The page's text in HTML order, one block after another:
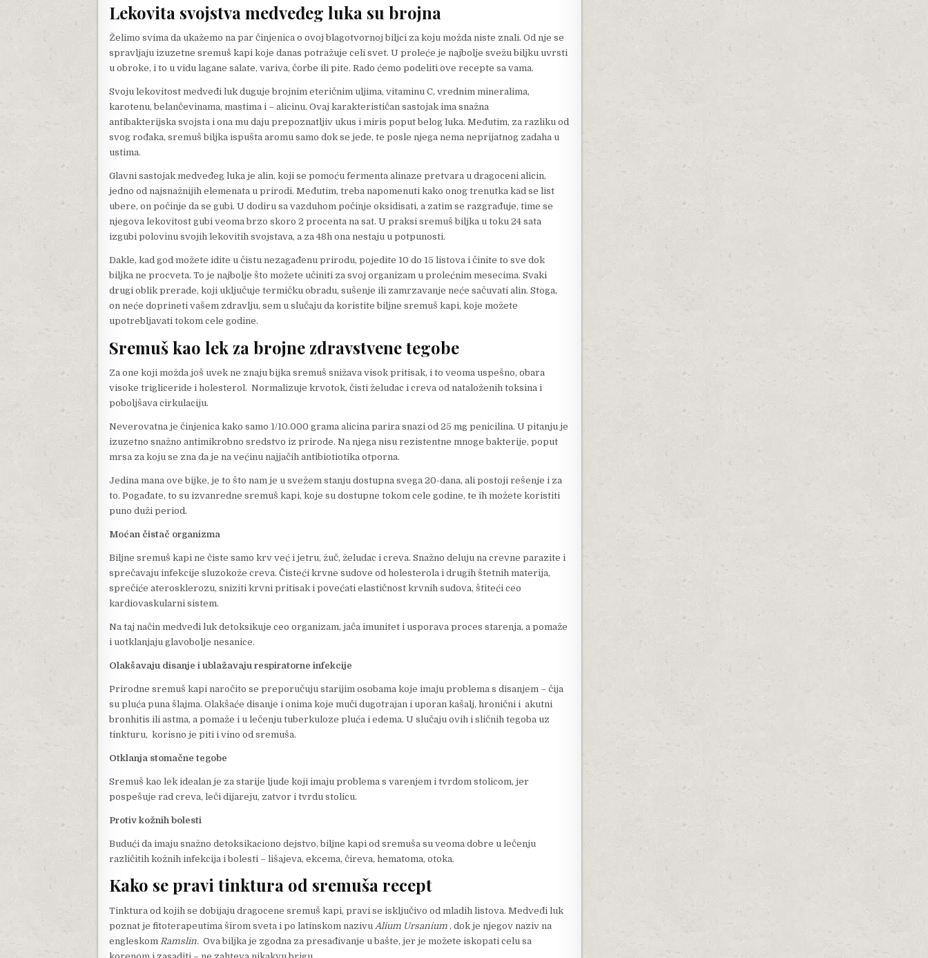
Lekovita svojstva medveđeg luka su brojna
Želimo svima da ukažemo na par činjenica o ovoj blagotvornoj biljci za koju možda niste znali. Od nje se
spravljaju izuzetne sremuš kapi koje danas potražuje celi svet. U proleće je najbolje svežu biljku uvrsti
u obroke, i to u vidu lagane salate, variva, čorbe ili pite. Rado ćemo podeliti ove recepte sa vama.
Svoju lekovitost medveđi luk duguje brojnim eteričnim uljima, vitaminu C, vrednim mineralima,
karotenu, belančevinama, mastima i – alicinu. Ovaj karakterističan sastojak ima snažna
antibakterijska svojsta i ona mu daju prepoznatljiv ukus i miris poput belog luka. Međutim, za razliku od
svog rođaka, sremuš biljka ispušta aromu samo dok se jede, te posle njega nema neprijatnog zadaha u
ustima.
Glavni sastojak medveđeg luka je alin, koji se pomoću fermenta alinaze pretvara u dragoceni alicin,
jedno od najsnažnijih elemenata u prirodi. Međutim, treba napomenuti kako onog trenutka kad se list
ubere, on počinje da se gubi. U dodiru sa vazduhom počinje oksidisati, a zatim se razgrađuje, time se
njegova lekovitost gubi veoma brzo skoro 2 procenta na sat. U praksi sremuš biljka u toku 24 sata
izgubi polovinu svojih lekovitih svojstava, a za 48h ona nestaju u potpunosti.
Dakle, kad god možete idite u čistu nezagađenu prirodu, pojedite 10 do 15 listova i činite to sve dok
biljka ne procveta. To je najbolje što možete učiniti za svoj organizam u prolećnim mesecima. Svaki
drugi oblik prerade, koji uključuje termičku obradu, sušenje ili zamrzavanje neće sačuvati alin. Stoga,
on neće doprineti vašem zdravlju, sem u slučaju da koristite biljne sremuš kapi, koje možete
upotrebljavati tokom cele godine.
Sremuš kao lek za brojne zdravstvene tegobe
Za one koji možda još uvek ne znaju bijka sremuš snižava visok pritisak, i to veoma uspešno, obara
visoke trigliceride i holesterol. Normalizuje krvotok, čisti želudac i creva od nataloženih toksina i
poboljšava cirkulaciju.
Neverovatna je činjenica kako samo 1/10.000 grama alicina parira snazi od 25 mg penicilina. U pitanju je
izuzetno snažno antimikrobno sredstvo iz prirode. Na njega nisu rezistentne mnoge bakterije, poput
mrsa za koju se zna da je na većinu najjačih antibiotiotika otporna.
Jedina mana ove bijke, je to što nam je u svežem stanju dostupna svega 20-dana, ali postoji rešenje i za
to. Pogađate, to su izvanredne sremuš kapi, koje su dostupne tokom cele godine, te ih možete koristiti
puno duži period.
Moćan čistač organizma
Biljne sremuš kapi ne čiste samo krv već i jetru, žuč, želudac i creva. Snažno deluju na crevne parazite i
sprečavaju infekcije sluzokože creva. Čisteći krvne sudove od holesterola i drugih štetnih materija,
sprečiće aterosklerozu, sniziti krvni pritisak i povećati elastičnost krvnih sudova, štiteći ceo
kardiovaskularni sistem.
Na taj način medveđi luk detoksikuje ceo organizam, jača imunitet i usporava proces starenja, a pomaže
i uotklanjaju glavobolje nesanice.
Olakšavaju disanje i ublažavaju respiratorne infekcije
Prirodne sremuš kapi naročito se preporučuju starijim osobama koje imaju problema s disanjem – čija
su pluća puna šlajma. Olakšaće disanje i onima koje muči dugotrajan i uporan kašalj, hronični i akutni
bronhitis ili astma, a pomaže i u lečenju tuberkuloze pluća i edema. U slučaju ovih i sličnih tegoba uz
tinkturu, korisno je piti i vino od sremuša.
Otklanja stomačne tegobe
Sremuš kao lek idealan je za starije ljude koji imaju problema s varenjem i tvrdom stolicom, jer
pospešuje rad creva, leči dijareju, zatvor i tvrdu stolicu.
Protiv kožnih bolesti
Budući da imaju snažno detoksikaciono dejstvo, biljne kapi od sremuša su veoma dobre u lečenju
različitih kožnih infekcija i bolesti – lišajeva, ekcema, čireva, hematoma, otoka.
Kako se pravi tinktura od sremuša recept
Tinktura od kojih se dobijaju dragocene sremuš kapi, pravi se isključivo od mladih listova. Medveđi luk
poznat je fitoterapeutima širom sveta i po latinskom nazivu Alium Ursanium , dok je njegov naziv na
engleskom Ramslin. Ova biljka je zgodna za presađivanje u bašte, jer je možete iskopati celu sa